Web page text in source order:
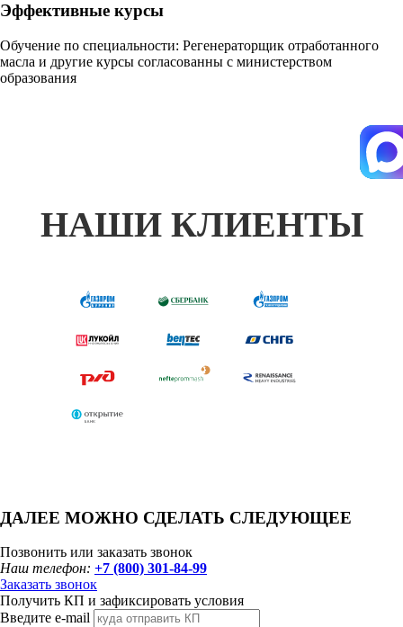
Эффективные курсы
Обучение по специальности: Регенераторщик отработанного
масла и другие курсы согласованны с министерством
образования
НАШИ КЛИЕНТЫ
ДАЛЕЕ МОЖНО СДЕЛАТЬ СЛЕДУЮЩЕЕ
Позвонить или заказать звонок
Наш телефон: +7 (800) 301-84-99
Заказать звонок
Получить КП и зафиксировать условия
Введите e-mail